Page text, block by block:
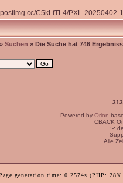
C5kLfTL4/PXL-20250402-
» Suchen » Die Suche hat 746
Powered by Orion
CBACK
:-:
Alle
generation time: 0.2574s (PHP: